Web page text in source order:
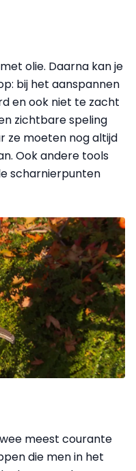
olie. Daarna kan je
bij het aanspannen
en ook niet te zacht
zichtbare speling
ze moeten nog altijd
Ook andere tools
scharnierpunten
meest courante
die men in het